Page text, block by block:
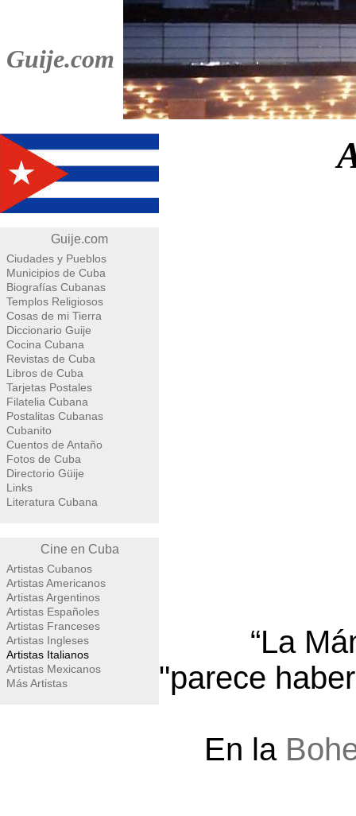
Guije.com
Guije.com
Ciudades y Pueblos
Municipios de Cuba
Biografías Cubanas
Templos Religiosos
Cosas de mi Tierra
Diccionario Guije
Cocina Cubana
Revistas de Cuba
Libros de Cuba
Tarjetas Postales
Filatelia Cubana
Postalitas Cubanas
Cubanito
Cuentos de Antaño
Fotos de Cuba
Directorio Güije
Links
Literatura Cubana
Cine en Cuba
Artistas Cubanos
Artistas Americanos
Artistas Argentinos
Artistas Españoles
Artistas Franceses
Artistas Ingleses
Artistas Italianos
Artistas Mexicanos
Más Artistas
“La
"parece
En la